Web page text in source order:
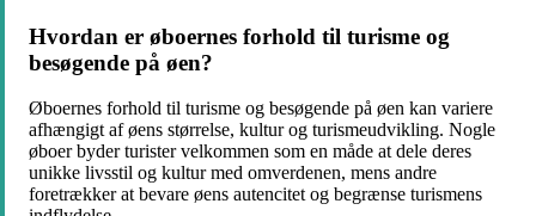
Hvordan er øboernes forhold til turisme og
besøgende på øen?
Øboernes forhold til turisme og besøgende på øen kan variere
afhængigt af øens størrelse, kultur og turismeudvikling. Nogle
øboer byder turister velkommen som en måde at dele deres
unikke livsstil og kultur med omverdenen, mens andre
foretrækker at bevare øens autencitet og begrænse turismens